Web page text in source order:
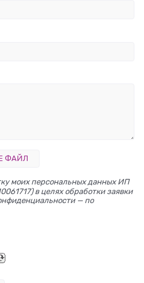
ФАЙЛ
моих персональных данных ИП
в целях обработки заявки
— по